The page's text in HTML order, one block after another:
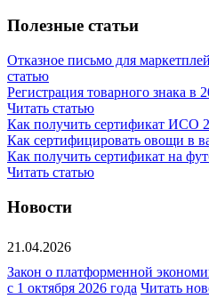
Полезные статьи
Отказное письмо для
статью
Регистрация товарного знака в
Читать статью
Как получить сертификат
Как сертифицировать овощи в
Как получить сертификат на
Читать статью
Новости
21.04.2026
Закон о платформенной
с 1 октября 2026 года Читать